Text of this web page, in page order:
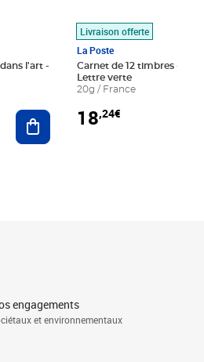
l'art -
Ajouter au panier
Livraison offerte
La Poste
Carnet de 12 timbres - Le
Lettre verte
20g / France
18,24€
engagements
et environnementaux